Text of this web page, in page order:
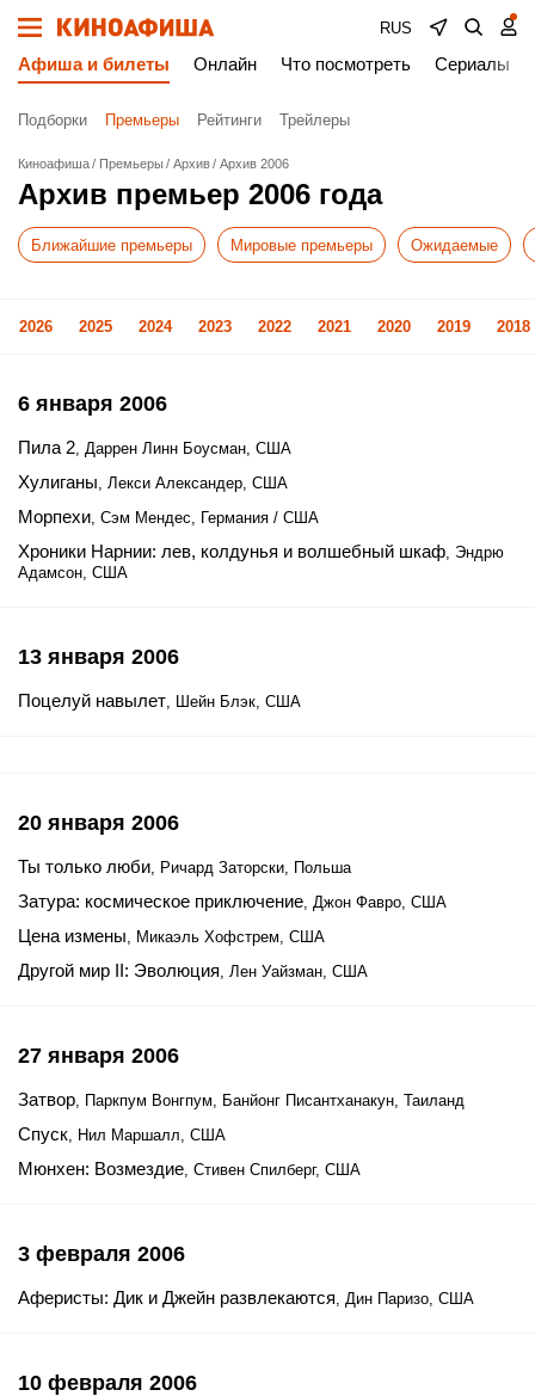
RUS
Афиша и билеты Онлайн Что посмотреть Сериалы
Подборки Премьеры Рейтинги Трейлеры
Киноафиша Премьеры Архив Архив 2006
Архив премьер 2006 года
Ближайшие премьеры Мировые премьеры Ожидаемые
2026 2025 2024 2023 2022 2021 2020 2019 2018
6 января 2006
Пила 2, Даррен Линн Боусман, США
Хулиганы, Лекси Александер, США
Морпехи, Сэм Мендес, Германия / США
Хроники Нарнии: лев, колдунья и волшебный шкаф, Эндрю
Адамсон, США
13 января 2006
Поцелуй навылет, Шейн Блэк, США
20 января 2006
Ты только люби, Ричард Заторски, Польша
Затура: космическое приключение, Джон Фавро, США
Цена измены, Микаэль Хофстрем, США
Другой мир II: Эволюция, Лен Уайзман, США
27 января 2006
Затвор, Паркпум Вонгпум, Банйонг Писантханакун, Таиланд
Спуск, Нил Маршалл, США
Мюнхен: Возмездие, Стивен Спилберг, США
3 февраля 2006
Аферисты: Дик и Джейн развлекаются, Дин Паризо, США
10 февраля 2006